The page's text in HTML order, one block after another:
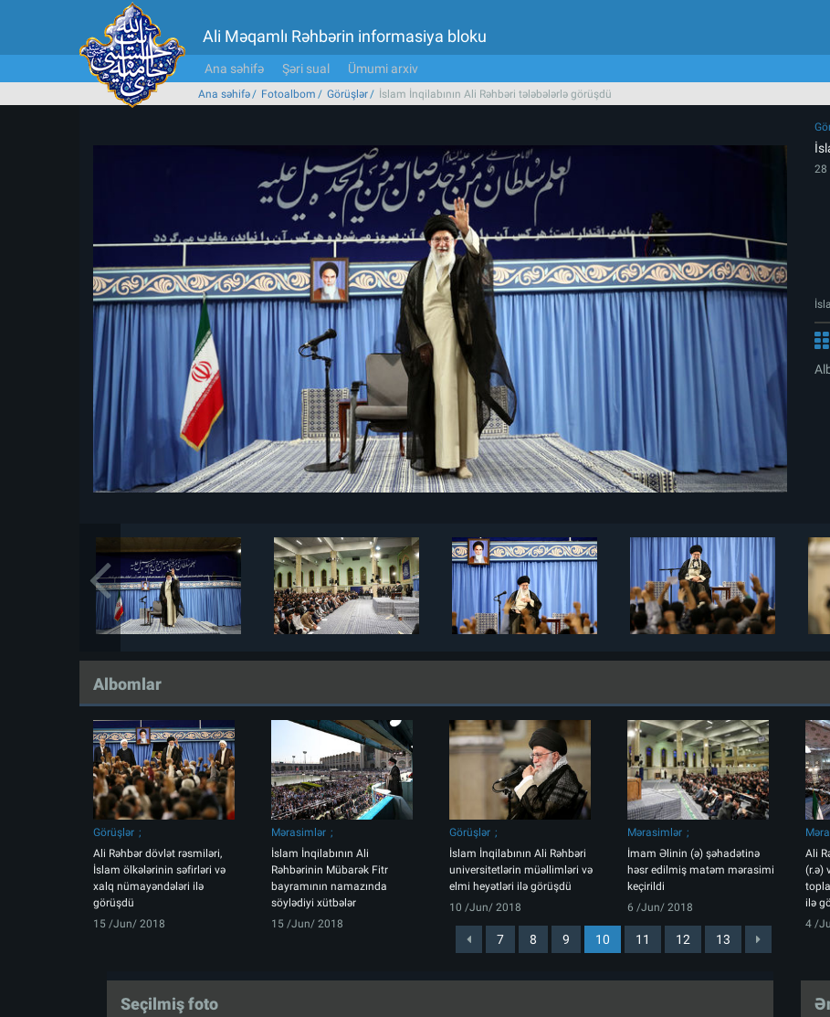
Ali Məqamlı Rəhbərin informasiya bloku
Ana səhifə Şəri sual Ümumi arxiv
Ana səhifə Fotoalbom Görüşlər İslam İnqilabının Ali Rəhbəri tələbələrlə görüşdü
28
Albomlar
Görüşlər
Ali Rəhbər dövlət rəsmiləri,
İslam ölkələrinin səfirləri və
xalq nümayəndələri ilə
görüşdü
15 /Jun/ 2018
Mərasimlər
İslam İnqilabının Ali
Rəhbərinin Mübarək Fitr
bayramının namazında
söylədiyi xütbələr
15 /Jun/ 2018
Görüşlər
İslam İnqilabının Ali Rəhbəri
universitetlərin müəllimləri və
elmi heyətləri ilə görüşdü
10 /Jun/ 2018
Mərasimlər
İmam Əlinin (ə) şəhadətinə
həsr edilmiş matəm mərasimi
keçirildi
6 /Jun/ 2018
Ali
(r.ə)
ilə
4 /
7 8 9 10 11 12 13
Seçilmiş foto